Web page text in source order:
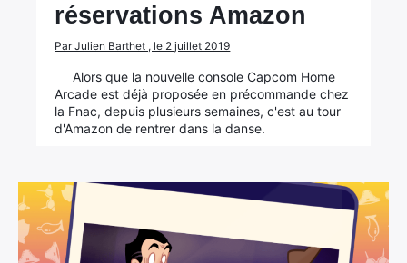
réservations Amazon
Par Julien Barthet , le 2 juillet 2019
Alors que la nouvelle console Capcom Home
Arcade est déjà proposée en précommande chez
la Fnac, depuis plusieurs semaines, c'est au tour
d'Amazon de rentrer dans la danse.